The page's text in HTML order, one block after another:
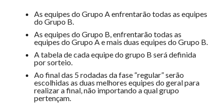
As equipes do Grupo A enfrentarão todas as equipes
do Grupo B.
As equipes do Grupo B, enfrentarão todas as
equipes do Grupo A e mais duas equipes do Grupo B.
A tabela de cada equipe do grupo B será definida
por sorteio.
Ao final das 5 rodadas da fase “regular” serão
escolhidas as duas melhores equipes do geral para
realizar a final, não importando a qual grupo
pertençam.